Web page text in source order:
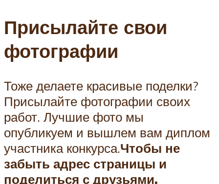
Присылайте свои
фотографии
Тоже делаете красивые поделки?
Присылайте фотографии своих
работ. Лучшие фото мы
опубликуем и вышлем вам диплом
участника конкурса.Чтобы не
забыть адрес страницы и
поделиться с друзьями,